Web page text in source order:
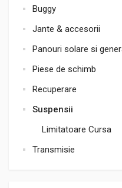
Buggy
Jante & accesorii
Panouri solare si
Piese de schimb
Recuperare
Suspensii
Limitatoare Cursa
Transmisie